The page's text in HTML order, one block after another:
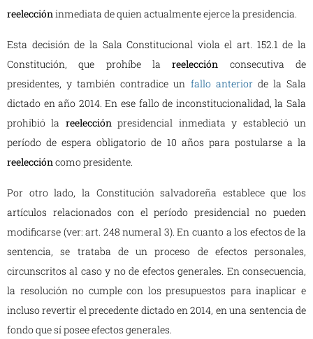
reeleccióninmediata de quien actualmente ejerce la presidencia.
Esta decisión de la Sala Constitucional viola el art. 152.1 de la
Constitución, que prohíbe lareelección consecutiva de
presidentes, y también contradice un fallo anterior de la Sala
dictado en año 2014. En ese fallo de inconstitucionalidad, la Sala
prohibió la reelecciónpresidencial inmediata y estableció un
período de espera obligatorio de 10 años para postularse a la
reeleccióncomo presidente.
Por otro lado, la Constitución salvadoreña establece que los
artículos relacionados con el período presidencial no pueden
modificarse (ver: art. 248 numeral 3). En cuanto a los efectos de la
sentencia, se trataba de un proceso de efectos personales,
circunscritos al caso y no de efectos generales. En consecuencia,
la resolución no cumple con los presupuestos para inaplicar e
incluso revertir el precedente dictado en 2014, en una sentencia de
fondo que sí posee efectos generales.